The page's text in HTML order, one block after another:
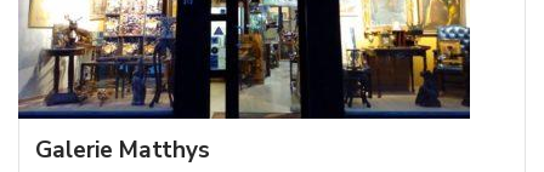
Galerie Matthys